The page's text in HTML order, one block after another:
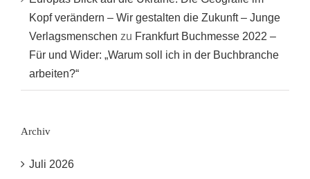
Kopf verändern – Wir gestalten die Zukunft – Junge
Verlagsmenschen zu Frankfurt Buchmesse 2022 –
Für und Wider: „Warum soll ich in der Buchbranche
arbeiten?“
Archiv
Juli 2026